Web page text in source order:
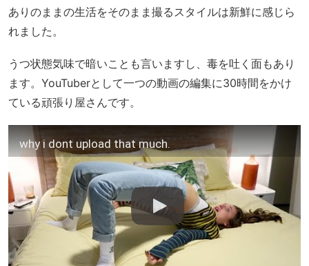
ありのままの生活をそのまま撮るスタイルは新鮮に感じら
れました。
うつ状態気味で暗いことも言いますし、毒を吐く面もあり
ます。YouTuberとして一つの動画の編集に30時間をかけ
ている頑張り屋さんです。
why i dont upload that much.